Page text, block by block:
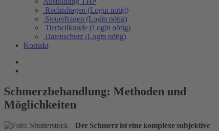
Rechtsfragen (Login nötig)
Steuerfragen (Login nötig)
Tierheilkunde (Login nötig)
Datenschutz (Login nötig)
Kontakt
Schmerzbehandlung: Methoden und
Möglichkeiten
Der Schmerz ist eine komplexe subjektive